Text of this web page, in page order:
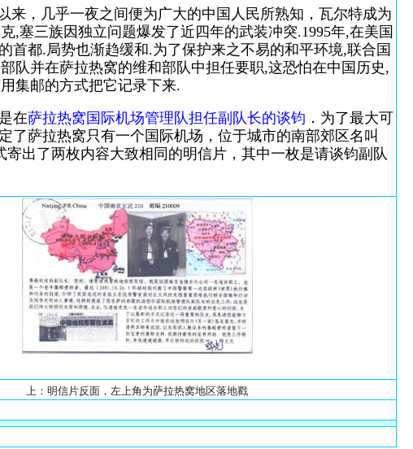
来，几乎一夜之间便为广大的中国人民所熟知，瓦尔特成为
,塞三族因独立问题爆发了近四年的武装冲突.1995年,在美国
首都.局势也渐趋缓和.为了保护来之不易的和平环境,联合国
队并在萨拉热窝的维和部队中担任要职,这恐怕在中国历史,
集邮的方式把它记录下来.
在萨拉热窝国际机场管理队担任副队长的谈钧 ．为了最大可
萨拉热窝只有一个国际机场，位于城市的南部郊区名叫
出了两枚内容大致相同的明信片，其中一枚是请谈钧副队
上：明信片反面，左上角为萨拉热窝地区落地戳